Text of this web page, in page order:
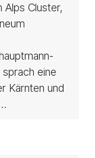
Alps Cluster,
eine
Kärnten und